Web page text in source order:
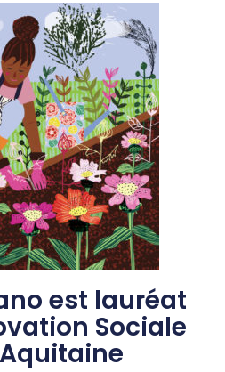
est lauréat
Sociale